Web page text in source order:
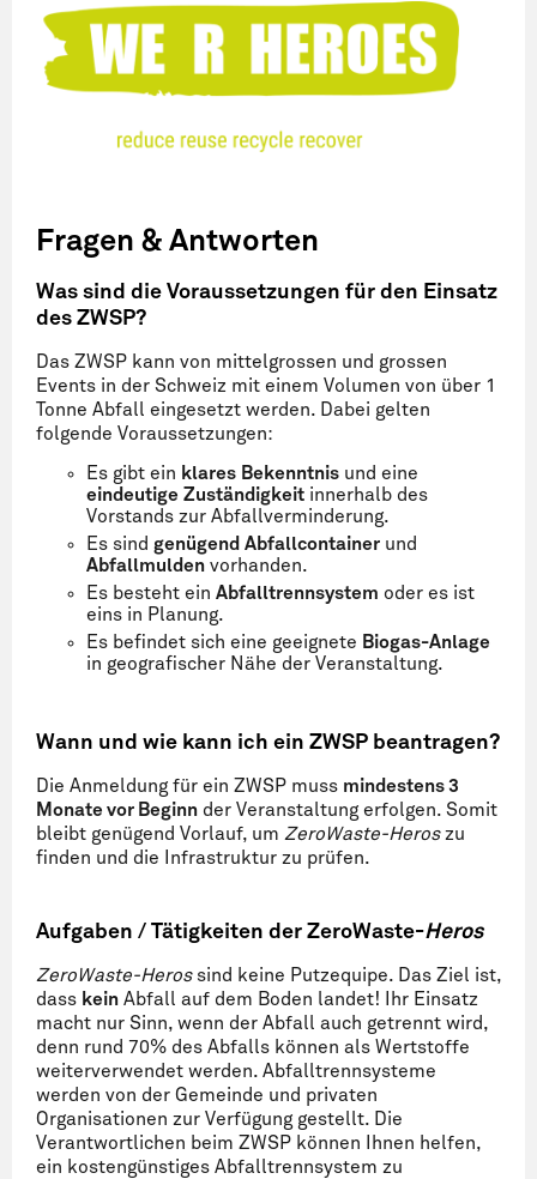
Fragen & Antworten
Was sind die Voraussetzungen für den Einsatz
des ZWSP?
Das ZWSP kann von mittelgrossen und grossen
Events in der Schweiz mit einem Volumen von über 1
Tonne Abfall eingesetzt werden. Dabei gelten
folgende Voraussetzungen:
Es gibt ein klares Bekenntnis und eine
eindeutige Zuständigkeit innerhalb des
Vorstands zur Abfallverminderung.
Es sind genügend Abfallcontainer und
Abfallmulden vorhanden.
Es besteht ein Abfalltrennsystem oder es ist
eins in Planung.
Es befindet sich eine geeignete Biogas-Anlage
in geografischer Nähe der Veranstaltung.
Wann und wie kann ich ein ZWSP beantragen?
Die Anmeldung für ein ZWSP muss mindestens 3
Monate vor Beginn der Veranstaltung erfolgen. Somit
bleibt genügend Vorlauf, um ZeroWaste-Heroszu
finden und die Infrastruktur zu prüfen.
Aufgaben / Tätigkeiten der ZeroWaste-Heros
ZeroWaste-Herossind keine Putzequipe. Das Ziel ist,
dass kein Abfall auf dem Boden landet! Ihr Einsatz
macht nur Sinn, wenn der Abfall auch getrennt wird,
denn rund 70% des Abfalls können als Wertstoffe
weiterverwendet werden. Abfalltrennsysteme
werden von der Gemeinde und privaten
Organisationen zur Verfügung gestellt. Die
Verantwortlichen beim ZWSP können Ihnen helfen,
ein kostengünstiges Abfalltrennsystem zu